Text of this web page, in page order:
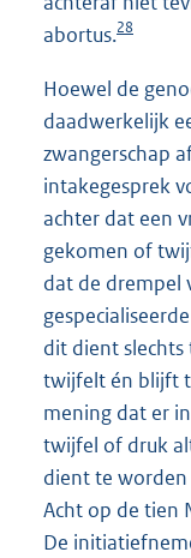
abortus.28
Hoewel de
daadwerkelijk
zwangerschap
intakegesprek
achter dat een
gekomen of
dat de drempel
dit dient
twijfelt én blijft
mening dat er
twijfel of druk
dient te worden
Acht op de tien
De